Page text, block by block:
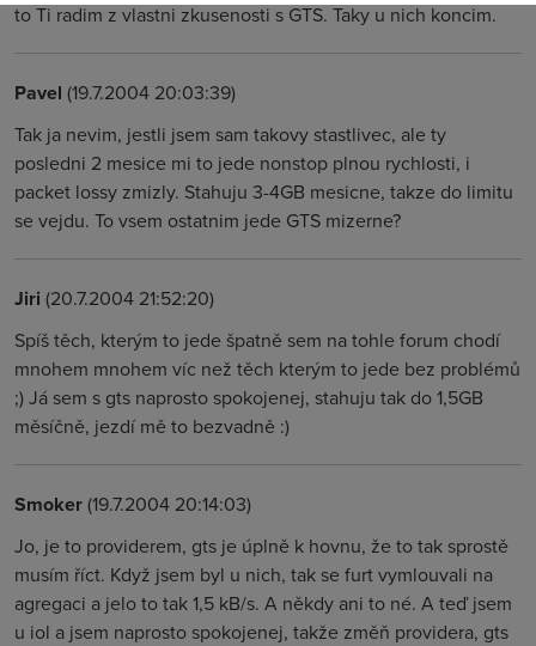
to Ti radim z vlastni zkusenosti s GTS. Taky u nich koncim.
Pavel (19.7.2004 20:03:39)
Tak ja nevim, jestli jsem sam takovy stastlivec, ale ty
posledni 2 mesice mi to jede nonstop plnou rychlosti, i
packet lossy zmizly. Stahuju 3-4GB mesicne, takze do limitu
se vejdu. To vsem ostatnim jede GTS mizerne?
Jiri (20.7.2004 21:52:20)
Spíš těch, kterým to jede špatně sem na tohle forum chodí
mnohem mnohem víc než těch kterým to jede bez problémů
;) Já sem s gts naprosto spokojenej, stahuju tak do 1,5GB
měsíčně, jezdí mě to bezvadně :)
Smoker(19.7.2004 20:14:03)
Jo, je to providerem, gts je úplně k hovnu, že to tak sprostě
musím říct. Když jsem byl u nich, tak se furt vymlouvali na
agregaci a jelo to tak 1,5 kB/s. A někdy ani to né. A teď jsem
u iol a jsem naprosto spokojenej, takže změň providera, gts